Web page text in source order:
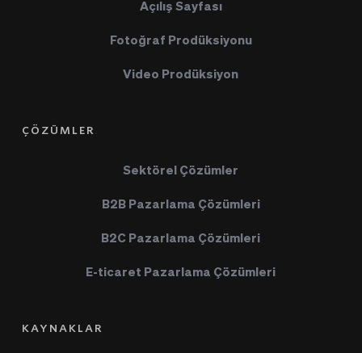
Açılış Sayfası
Fotoğraf Prodüksiyonu
Video Prodüksiyon
ÇÖZÜMLER
Sektörel Çözümler
B2B Pazarlama Çözümleri
B2C Pazarlama Çözümleri
E-ticaret Pazarlama Çözümleri
KAYNAKLAR